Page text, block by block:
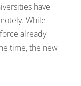
have
While
already
time, the new